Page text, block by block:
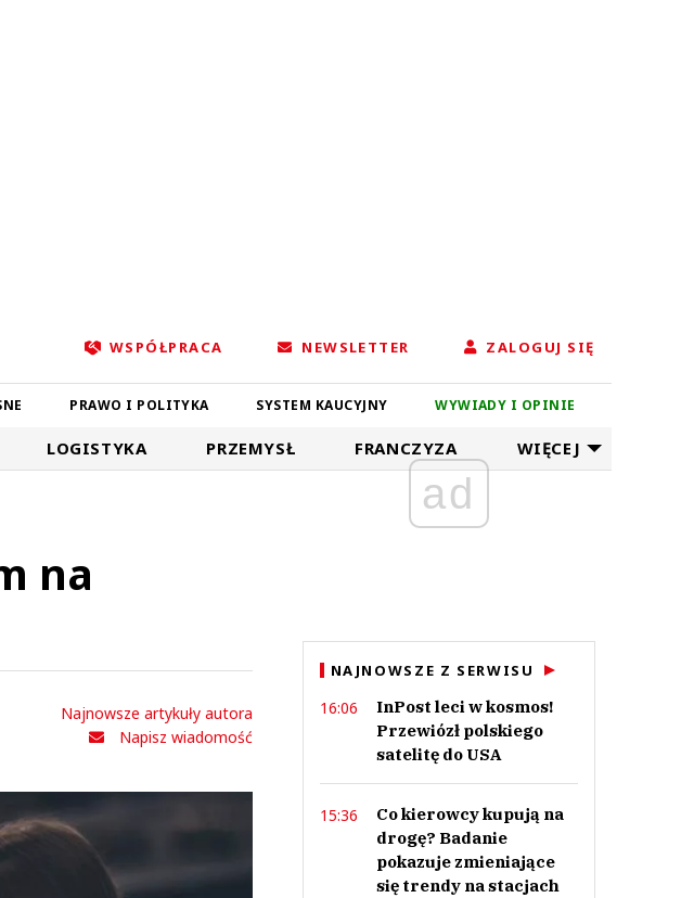
WSPÓŁPRACA NEWSLETTER ZALOGUJ SIĘ
PRAWO I POLITYKA SYSTEM KAUCYJNY WYWIADY I OPINIE
LOGISTYKA PRZEMYSŁ FRANCZYZA WIĘCEJ
na
Najnowsze artykuły autora
Napisz wiadomość
ad
NAJNOWSZE Z SERWISU
16:06
InPost leci w kosmos!
Przewiózł polskiego
satelitę do USA
15:36
Co kierowcy kupują na
drogę? Badanie
pokazuje zmieniające
się trendy na stacjach